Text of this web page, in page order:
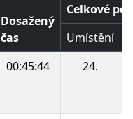
Dosažený
čas
Celkové
Umístění
00:45:44 24.